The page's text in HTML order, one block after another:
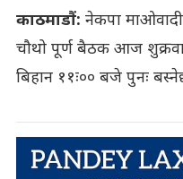
काठमाडौं: नेकपा माओवादी
चौथो पूर्ण बैठक आज
बिहान ११ः०० बजे पुनः